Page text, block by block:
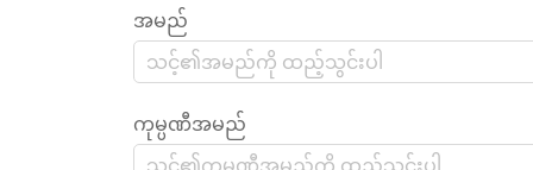
အမည်
ကုမ္ပဏီအမည်